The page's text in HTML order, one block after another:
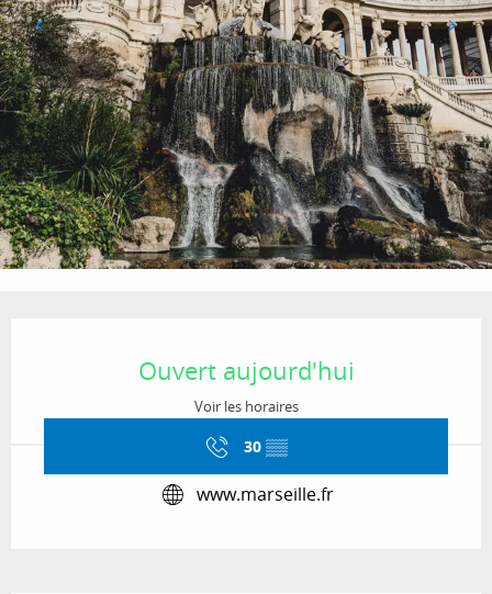
Ouvert aujourd'hui
Voir les horaires
30 ▒▒
www.marseille.fr